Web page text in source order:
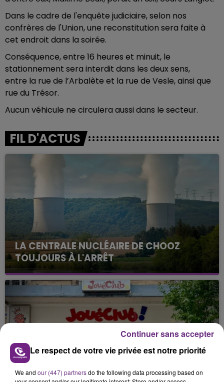
Dans le cadre de l'enquête judiciaire, selon nos
confrères de l'Union, une reconstitution sera faite à
cet endroit dans la soirée.
Conséquence, entre 16 heures et minuit, le
stationnement sera interdit dans les deux sens,
entre la rue de l’Arbalète et la rue de Vesle, ainsi que
rue du Trésor.
Aucun véhicule ne circulera aussi dans le secteur.
FIL D'ACTUS
LA CENTRALE NUCLÉAIRE DE CHOOZ
TOUJOURS À L'ARRÊT
Cela fait déjà une semaine que la centrale
nucléaire ardennaise est à l'arrêt. Une situation
justifiée par la sécheresse intense qui est toujours
présente.
LE MAGASIN JOUÉCLUB DE REIMS FERME
Le respect de votre vie privée est notre priorité
We and our (447) partnersdo the following data processing based on
Continuer sans accepter